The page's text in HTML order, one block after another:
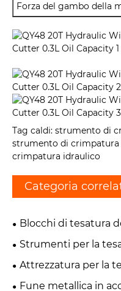
Forza del gambo della
Tag caldi: strumento di
strumento di
crimpatura idraulico
Categoria
Blocchi di tesatura
Strumenti per la
trasmissione
Attrezzatura per la
Fune metallica in